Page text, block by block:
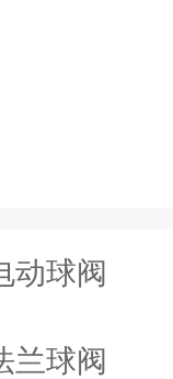
动球阀
兰球阀